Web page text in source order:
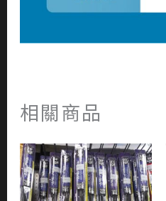
相關商品